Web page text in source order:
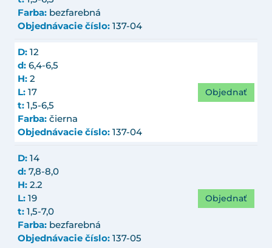
Farba: bezfarebná
Objednávacie číslo: 137-04
D: 12
d: 6,4-6,5
H: 2
L: 17
t: 1,5-6,5
Farba: čierna
Objednávacie číslo: 137-04
Objednať
D: 14
d: 7,8-8,0
H: 2.2
L: 19
t: 1,5-7,0
Farba: bezfarebná
Objednávacie číslo: 137-05
Objednať